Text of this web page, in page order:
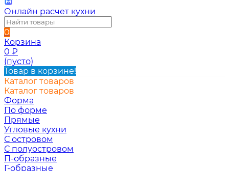
Онлайн расчет кухни
0
Корзина
0 ₽
(пусто)
Товар в корзине!
Каталог товаров
Каталог товаров
Форма
По форме
Прямые
Угловые кухни
С островом
С полуостровом
П-образные
Г-образные